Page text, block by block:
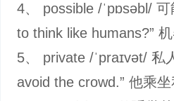
4、 possible /ˈpɒsəbl/
to think like humans?”
5、 private /ˈpraɪvət/ 私
avoid the crowd.” 他乘